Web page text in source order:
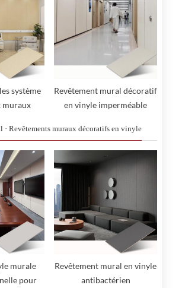
système
muraux
Revêtement mural décoratif
en vinyle imperméable
· Revêtements muraux décoratifs en vinyle
murale
pour
Revêtement mural en vinyle
antibactérien